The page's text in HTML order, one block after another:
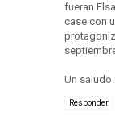
fueran
case con
Un saludo.
Responder